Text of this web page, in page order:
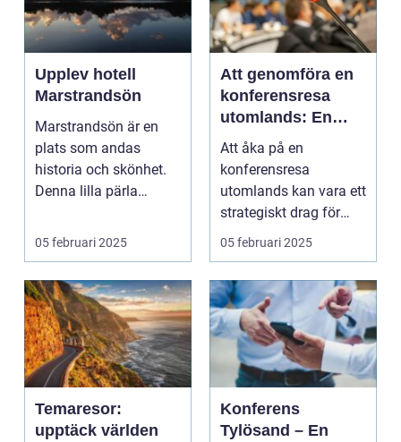
Upplev hotell
Marstrandsön
Marstrandsön är en
plats som andas
historia och skönhet.
Denna lilla pärla
05 februari 2025
Att genomföra en
konferensresa
utomlands: En
möjlighet för
tillväxt och
samarbete
Att åka på en
konferensresa
utomlands kan vara ett
strategiskt drag för
företa...
05 februari 2025
Temaresor:
upptäck världen
Konferens
Tylösand – En